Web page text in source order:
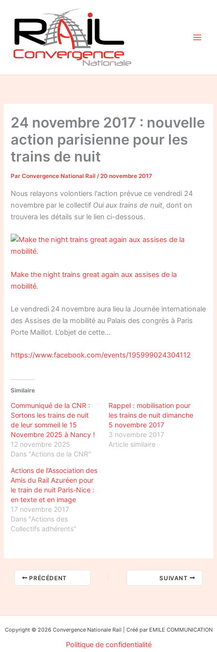
contenu
24 novembre 2017 : nouvelle
action parisienne pour les
trains de nuit
ParConvergence National Rail/20 novembre 2017
Nous relayons volontiers l'action prévue ce vendredi 24
novembre par le collectif Oui aux trains de nuit, dont on
trouvera les détails sur le lien ci-dessous.
Make the night trains great again aux assises de la
mobilité.
Le vendredi 24 novembre aura lieu la Journée internationale
des Assises de la mobilité au Palais des congrès à Paris
Porte Maillot. L’objet de cette…
https://www.facebook.com/events/195999024304112
Similaire
Communiqué de la CNR :
Sortons les trains de nuit
de leur sommeil le 15
Novembre 2025 à Nancy !
12 novembre 2025
Dans "Actions de la CNR"
Rappel : mobilisation pour
les trains de nuit dimanche
5 novembre 2017
3 novembre 2017
Article similaire
Actions de l’Association des
Amis du Rail Azuréen pour
le train de nuit Paris-Nice :
en texte et en image
17 novembre 2017
Dans "Actions des
Collectifs adhérents"
PRÉCÉDENT SUIVANT
Copyright © 2026 Convergence Nationale Rail | Créé par EMILE COMMUNICATION
Politique de confidentialité